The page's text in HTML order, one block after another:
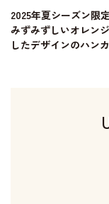
2025年夏シーズン限
みずみずしいオレン
したデザインのハンカ